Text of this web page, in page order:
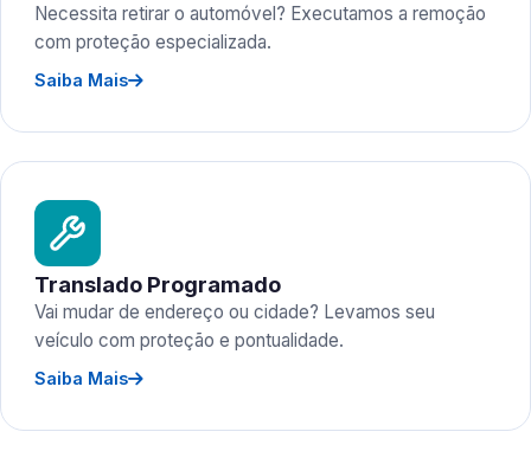
Necessita retirar o automóvel? Executamos a remoção
com proteção especializada.
Saiba Mais
Translado Programado
Vai mudar de endereço ou cidade? Levamos seu
veículo com proteção e pontualidade.
Saiba Mais